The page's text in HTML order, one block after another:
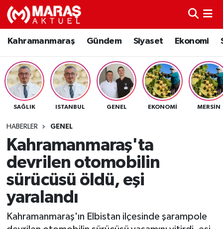
Kahramanmaraş Gündem Siyaset Ekonomi
SAĞLIK ISTANBUL GENEL EKONOMI MERSIN
HABERLER GENEL
Kahramanmaraş'ta
devrilen otomobilin
sürücüsü öldü, eşi
yaralandı
Kahramanmaraş'ın Elbistan ilçesinde şarampole
Kahramanmaraş
Gündem
Siyaset
Spor
Sağlık
Teknoloji
Eğitim
Nöbetçi Eczaneler
Hava Durumu
Namaz Vakitleri
TFF 3.Lig 4.Grup Puan Durumu ve Fikstür
Tüm Manşetler
Son Dakika Haberleri
Haber Arşivi